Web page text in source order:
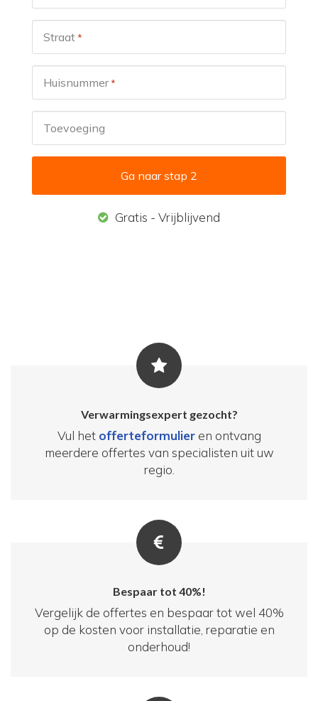
Straat *
Huisnummer *
Toevoeging
Gratis - Vrijblijvend
Verwarmingsexpert gezocht?
Vul het offerteformulieren ontvang
meerdere offertes van specialisten uit uw
regio.
Bespaar tot 40%!
Vergelijk de offertes en bespaar tot wel 40%
op de kosten voor installatie, reparatie en
onderhoud!